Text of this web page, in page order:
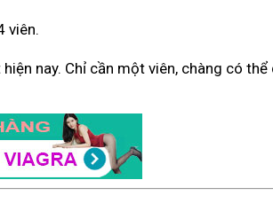
viên.
nay. Chỉ cần một viên, chàng có